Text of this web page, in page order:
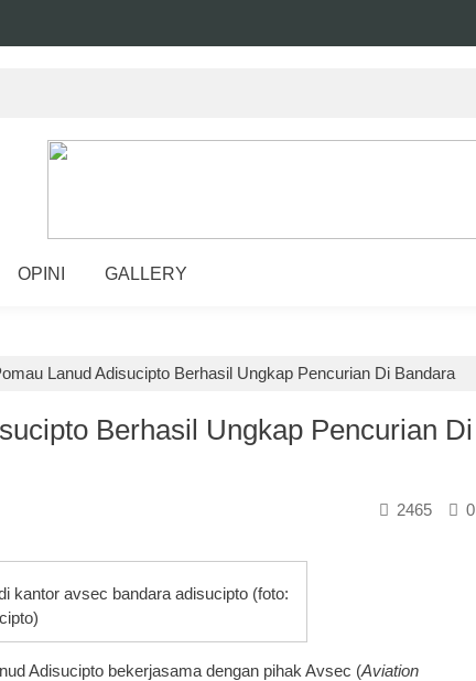
OPINI GALLERY
Lanud Adisucipto Berhasil Ungkap Pencurian Di Bandara
Berhasil Ungkap Pencurian Di
0
2465
kantor avsec bandara adisucipto (foto:
Adisucipto bekerjasama dengan pihak Avsec (Aviation